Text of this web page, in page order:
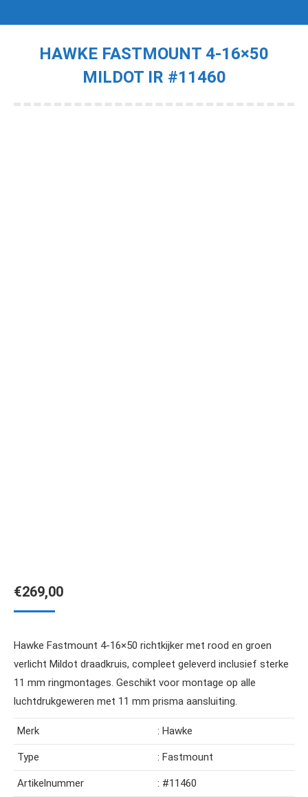
HAWKE FASTMOUNT 4-16×50
MILDOT IR #11460
€269,00
Hawke Fastmount 4-16×50 richtkijker met rood en groen
verlicht Mildot draadkruis, compleet geleverd inclusief sterke
11 mm ringmontages. Geschikt voor montage op alle
luchtdrukgeweren met 11 mm prisma aansluiting.
Merk : Hawke
Type : Fastmount
Artikelnummer : #11460